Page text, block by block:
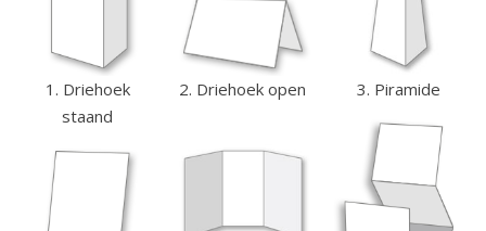
1. Driehoek
staand
2. Driehoek open 3. Piramide